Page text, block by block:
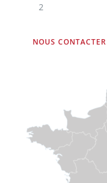
2
NOUS CONTACTER